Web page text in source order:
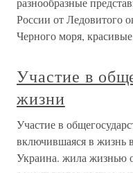
России от Ледовитого
Черного моря,
Участие в
жизни
Участие в
включившаяся в жизнь
Украина. жила жизнью